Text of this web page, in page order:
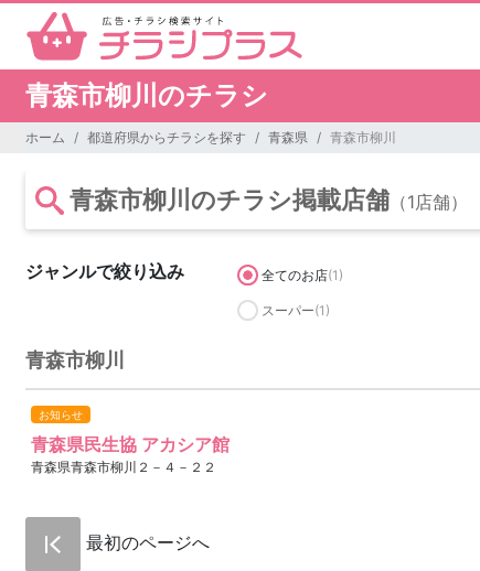
青森市柳川のチラシ
ホーム 都道府県からチラシを探す 青森県 青森市柳川
青森市柳川のチラシ掲載店舗 （1店舗）
ジャンルで絞り込み 全てのお店(1)
スーパー(1)
青森市柳川
お知らせ
青森県民生協 アカシア館
青森県青森市柳川２－４－２２
最初のページへ